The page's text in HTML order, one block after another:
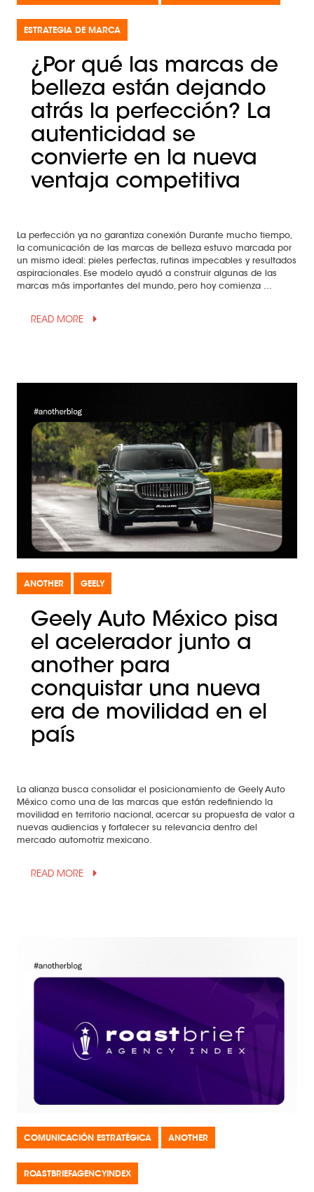
ESTRATEGIA DE MARCA
¿Por qué las marcas de
belleza están dejando
atrás la perfección? La
autenticidad se
convierte en la nueva
ventaja competitiva
La perfección ya no garantiza conexión Durante mucho tiempo,
la comunicación de las marcas de belleza estuvo marcada por
un mismo ideal: pieles perfectas, rutinas impecables y resultados
aspiracionales. Ese modelo ayudó a construir algunas de las
marcas más importantes del mundo, pero hoy comienza ...
READ MORE arrow_drop_up
ANOTHER GEELY
Geely Auto México pisa
el acelerador junto a
another para
conquistar una nueva
era de movilidad en el
país
La alianza busca consolidar el posicionamiento de Geely Auto
México como una de las marcas que están redefiniendo la
movilidad en territorio nacional, acercar su propuesta de valor a
nuevas audiencias y fortalecer su relevancia dentro del
mercado automotriz mexicano.
READ MORE arrow_drop_up
COMUNICACIÓN ESTRATÉGICA ANOTHER
ROASTBRIEFAGENCYINDEX